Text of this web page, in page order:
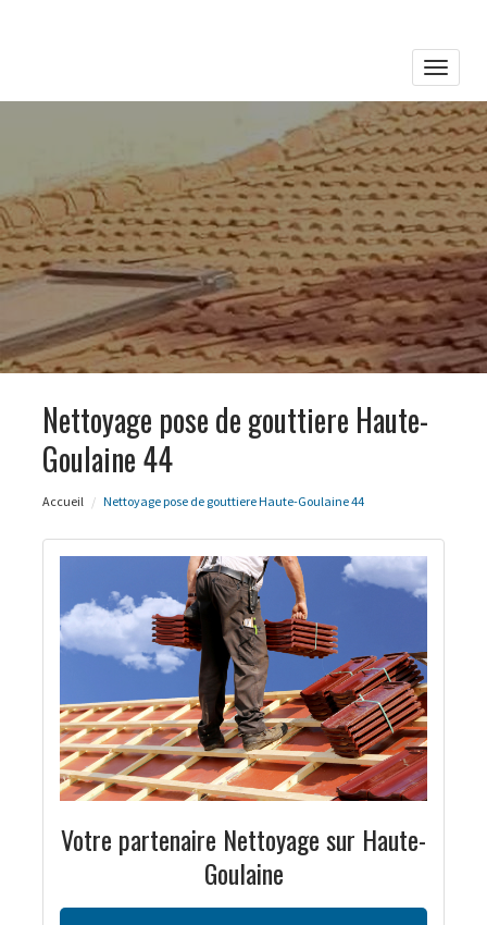
Toggle
Nettoyage pose de gouttiere Haute-
Goulaine 44
Accueil Nettoyage pose de gouttiere Haute-Goulaine 44
Votre partenaire Nettoyage sur Haute-
Goulaine